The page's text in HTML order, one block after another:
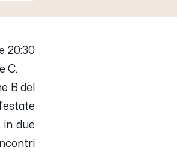
20:30
C.
B del
in due